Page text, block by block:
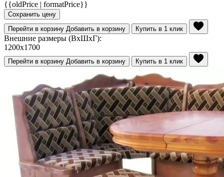
{{oldPrice | formatPrice}}
Сохранить цену
Перейти в корзину Добавить в корзину Купить в 1 клик
Внешние размеры (ВхШхГ):
1200x1700
Перейти в корзину Добавить в корзину Купить в 1 клик